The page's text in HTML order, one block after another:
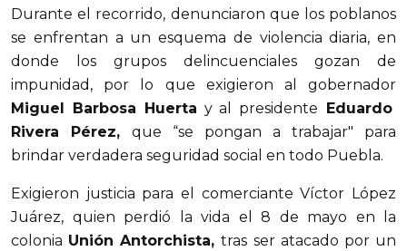
Durante el recorrido, denunciaron que los poblanos
se enfrentan a un esquema de violencia diaria, en
donde los grupos delincuenciales gozan de
impunidad, por lo que exigieron al gobernador
Miguel Barbosa Huerta y al presidente Eduardo
Rivera Pérez, que “se pongan a trabajar" para
brindar verdadera seguridad social en todo Puebla.
Exigieron justicia para el comerciante Víctor López
Juárez, quien perdió la vida el 8 de mayo en la
colonia Unión Antorchista,tras ser atacado por un